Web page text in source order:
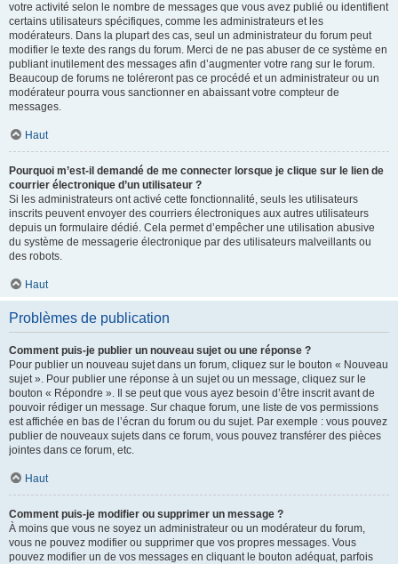
votre activité selon le nombre de messages que vous avez publié ou identifient
certains utilisateurs spécifiques, comme les administrateurs et les
modérateurs. Dans la plupart des cas, seul un administrateur du forum peut
modifier le texte des rangs du forum. Merci de ne pas abuser de ce système en
publiant inutilement des messages afin d’augmenter votre rang sur le forum.
Beaucoup de forums ne toléreront pas ce procédé et un administrateur ou un
modérateur pourra vous sanctionner en abaissant votre compteur de
messages.
Haut
Pourquoi m’est-il demandé de me connecter lorsque je clique sur le lien de
courrier électronique d’un utilisateur ?
Si les administrateurs ont activé cette fonctionnalité, seuls les utilisateurs
inscrits peuvent envoyer des courriers électroniques aux autres utilisateurs
depuis un formulaire dédié. Cela permet d’empêcher une utilisation abusive
du système de messagerie électronique par des utilisateurs malveillants ou
des robots.
Haut
Problèmes de publication
Comment puis-je publier un nouveau sujet ou une réponse ?
Pour publier un nouveau sujet dans un forum, cliquez sur le bouton « Nouveau
sujet ». Pour publier une réponse à un sujet ou un message, cliquez sur le
bouton « Répondre ». Il se peut que vous ayez besoin d’être inscrit avant de
pouvoir rédiger un message. Sur chaque forum, une liste de vos permissions
est affichée en bas de l’écran du forum ou du sujet. Par exemple : vous pouvez
publier de nouveaux sujets dans ce forum, vous pouvez transférer des pièces
jointes dans ce forum, etc.
Haut
Comment puis-je modifier ou supprimer un message ?
À moins que vous ne soyez un administrateur ou un modérateur du forum,
vous ne pouvez modifier ou supprimer que vos propres messages. Vous
pouvez modifier un de vos messages en cliquant le bouton adéquat, parfois